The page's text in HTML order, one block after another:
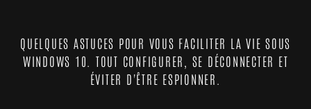
QUELQUES ASTUCES POUR VOUS FACILITER LA VIE SOUS
WINDOWS 10. TOUT CONFIGURER, SE DÉCONNECTER ET
ÉVITER D'ÊTRE ESPIONNER.